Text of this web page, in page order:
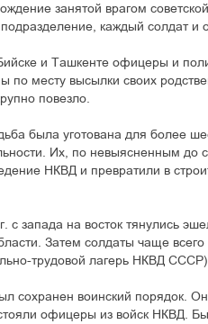
занятой врагом
каждый солдат и
и Ташкенте офицеры и
по месту высылки своих
повезло.
была уготована для более
Их, по невыясненным до
НКВД и превратили в
с запада на восток тянулись
Затем солдаты чаще
трудовой лагерь НКВД
сохранен воинский порядок.
офицеры из войск НКВД.